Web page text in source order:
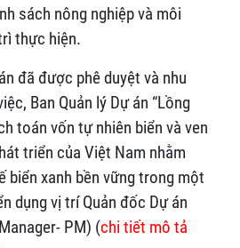
sách nông nghiệp và môi
thực hiện.
đã được phê duyệt và nhu
Ban Quản lý Dự án “Lồng
toán vốn tự nhiên biển và ven
triển của Việt Nam nhằm
biển xanh bền vững trong một
dụng vị trí Quản đốc Dự án
PM) (chi tiết mô tả